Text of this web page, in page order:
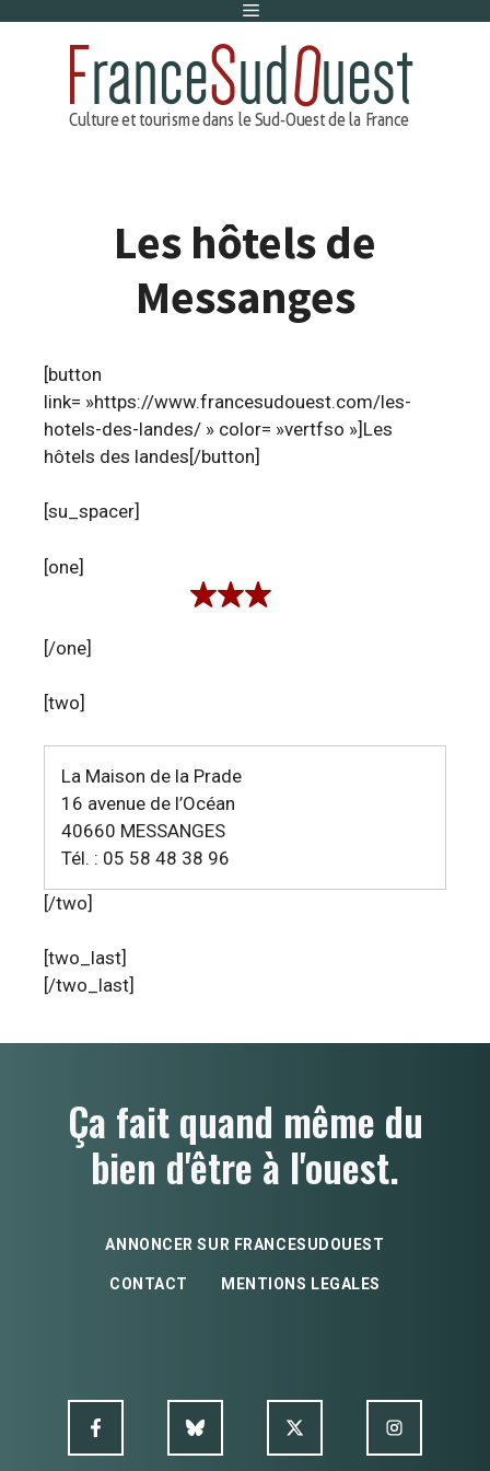
Menu
Les hôtels de
Messanges
[button
link= »https://www.francesudouest.com/les-
hotels-des-landes/ » color= »vertfso »]Les
hôtels des landes[/button]
[su_spacer]
[one]
[/one]
[two]
La Maison de la Prade
16 avenue de l’Océan
40660 MESSANGES
Tél. : 05 58 48 38 96
[/two]
[two_last]
[/two_last]
Ça fait quand même du
bien d'être à l'ouest.
ANNONCER SUR FRANCESUDOUEST
CONTACT MENTIONS LEGALES